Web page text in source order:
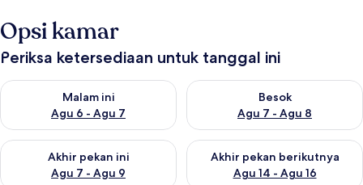
Opsi kamar
Periksa ketersediaan untuk tanggal ini
Malam ini
Agu 6 - Agu 7
Periksa ketersediaan untuk malam ini Agu 6 - Agu 7
Besok
Agu 7 - Agu 8
Periksa ketersediaan untuk
Akhir pekan ini
Agu 7 - Agu 9
Periksa ketersediaan untuk akhir pekan ini Agu 7 - Agu 9
Akhir pekan berikutnya
Agu 14 - Agu 16
Periksa ketersediaan untuk